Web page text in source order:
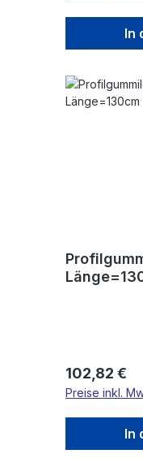
In
Regulärer
102,82 €
Preise inkl.
In